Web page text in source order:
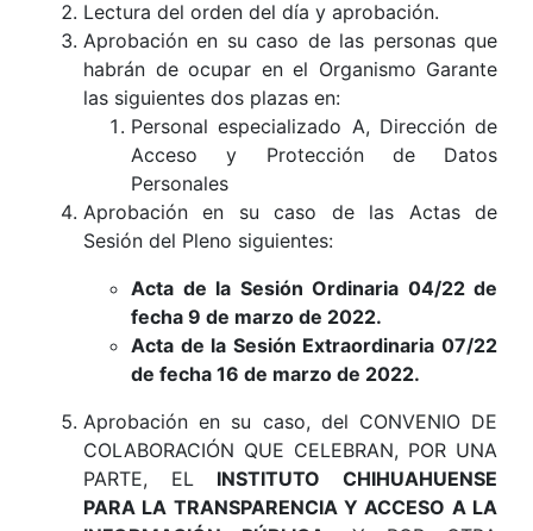
Lectura del orden del día y aprobación.
Aprobación en su caso de las personas que
habrán de ocupar en el Organismo Garante
las siguientes dos plazas en:
Personal especializado A, Dirección de
Acceso y Protección de Datos
Personales
Aprobación en su caso de las Actas de
Sesión del Pleno siguientes:
Acta de la Sesión Ordinaria 04/22 de
fecha 9 de marzo de 2022.
Acta de la Sesión Extraordinaria 07/22
de fecha 16 de marzo de 2022.
Aprobación en su caso, del CONVENIO DE
COLABORACIÓN QUE CELEBRAN, POR UNA
PARTE, EL INSTITUTO CHIHUAHUENSE
PARA LA TRANSPARENCIA Y ACCESO A LA